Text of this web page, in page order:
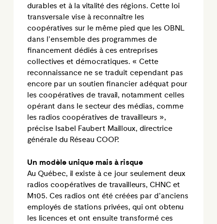
durables et à la vitalité des régions. Cette loi
transversale vise à reconnaître les
coopératives sur le même pied que les OBNL
dans l’ensemble des programmes de
financement dédiés à ces entreprises
collectives et démocratiques. « Cette
reconnaissance ne se traduit cependant pas
encore par un soutien financier adéquat pour
les coopératives de travail, notamment celles
opérant dans le secteur des médias, comme
les radios coopératives de travailleurs »,
précise Isabel Faubert Mailloux, directrice
générale du Réseau COOP.
Un modèle unique mais à risque
Au Québec, il existe à ce jour seulement deux
radios coopératives de travailleurs, CHNC et
M105. Ces radios ont été créées par d’anciens
employés de stations privées, qui ont obtenu
les licences et ont ensuite transformé ces